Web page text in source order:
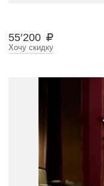
55′200
Хочу скидку